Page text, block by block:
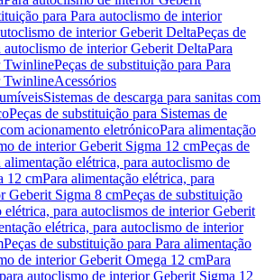
para Para autoclismo de interior
de interior Geberit DeltaPeças de
autoclismo de interior Geberit DeltaPara
TwinlinePeças de substituição para Para
TwinlineAcessórios
Sistemas de descarga para sanitas com
Peças de substituição para Sistemas de
acionamento eletrónicoPara alimentação
de interior Geberit Sigma 12 cmPeças de
alimentação elétrica, para autoclismo de
12 cmPara alimentação elétrica, para
Geberit Sigma 8 cmPeças de substituição
elétrica, para autoclismos de interior Geberit
elétrica, para autoclismo de interior
Peças de substituição para Para alimentação
de interior Geberit Omega 12 cmPara
autoclismo de interior Geberit Sigma 12